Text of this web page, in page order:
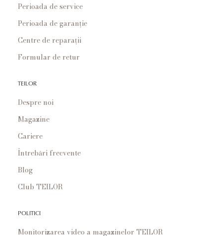
Perioada de service
Perioada de garanție
Centre de reparații
Formular de retur
TEILOR
Despre noi
Magazine
Cariere
Întrebări frecvente
Blog
Club TEILOR
POLITICI
Monitorizarea video a magazinelor TEILOR